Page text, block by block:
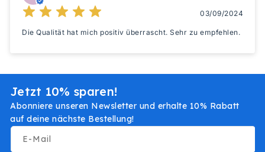
03/09/2024
Die Qualität hat mich positiv überrascht. Sehr zu empfehlen.
Jetzt 10% sparen!
Abonniere unseren Newsletter und erhalte 10% Rabatt
auf deine nächste Bestellung!
E-Mail